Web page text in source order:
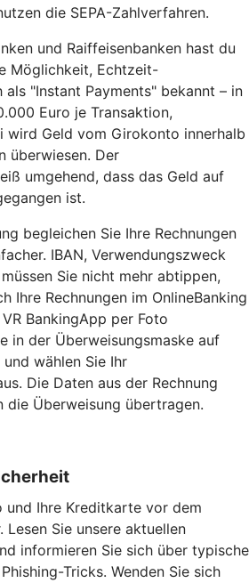
die SEPA-Zahlverfahren.
und Raiffeisenbanken hast du
Möglichkeit, Echtzeit-
als "Instant Payments" bekannt – in
Euro je Transaktion,
wird Geld vom Girokonto innerhalb
überwiesen. Der
umgehend, dass das Geld auf
ist.
begleichen Sie Ihre Rechnungen
IBAN, Verwendungszweck
Sie nicht mehr abtippen,
Ihre Rechnungen im OnlineBanking
BankingApp per Foto
in der Überweisungsmaske auf
und wählen Sie Ihr
Die Daten aus der Rechnung
die Überweisung übertragen.
und Ihre Kreditkarte vor dem
Sie unsere aktuellen
informieren Sie sich über typische
Tricks. Wenden Sie sich